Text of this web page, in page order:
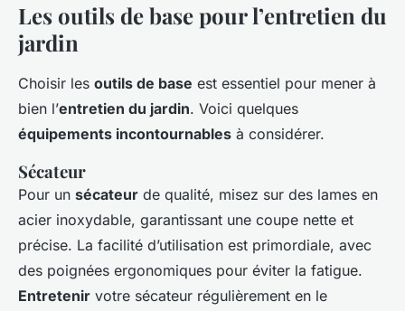
Les outils de base pour l’entretien du
jardin
Choisir les outils de base est essentiel pour mener à
bien l’entretien du jardin. Voici quelques
équipements incontournables à considérer.
Sécateur
Pour un sécateur de qualité, misez sur des lames en
acier inoxydable, garantissant une coupe nette et
précise. La facilité d’utilisation est primordiale, avec
des poignées ergonomiques pour éviter la fatigue.
Entretenir votre sécateur régulièrement en le